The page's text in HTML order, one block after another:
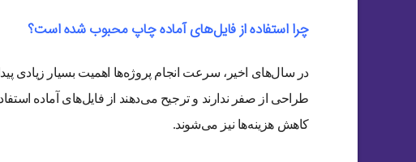
چرا استفاده از فایل‌های آماده چاپ محبوب شده است؟
در سال‌های اخیر، سرعت انجام پروژه‌ها اهمیت بسیار زیادی
طراحی از صفر ندارند و ترجیح می‌دهند از فایل‌های آماده
کاهش هزینه‌ها نیز می‌شوند.